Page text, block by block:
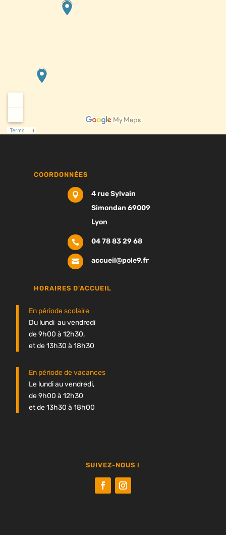
COORDONNÉES

4 rue Sylvain
Simondan 69009
Lyon
 04 78 83 29 68
 accueil@pole9.fr
HORAIRES D'ACCUEIL
En période scolaire
Du lundi au vendredi
de 9h00 à 12h30,
et de 13h30 à 18h30
En période de vacances
Le lundi au vendredi,
de 9h00 à 12h30
et de 13h30 à 18h00
SUIVEZ-NOUS !